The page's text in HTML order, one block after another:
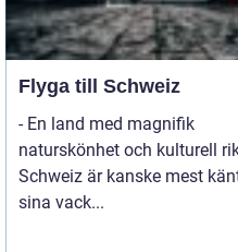
Flyga till Schweiz
- En land med magnifik
naturskönhet och kulturell
Schweiz är kanske mest
sina vack...